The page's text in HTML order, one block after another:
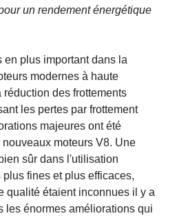
un rendement énergétique
en plus important dans la
modernes à haute
réduction des frottements
les pertes par frottement
majeures ont été
moteurs V8. Une
sûr dans l'utilisation
fines et plus efficaces,
qualité étaient inconnues il y a
les énormes améliorations qui